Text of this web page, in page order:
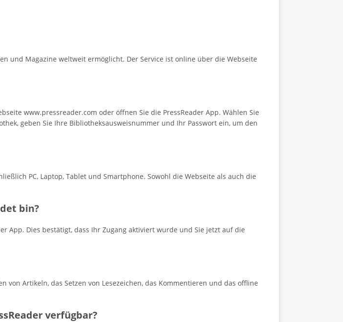
und Magazine weltweit ermöglicht. Der Service ist online über die Webseite
www.pressreader.com oder öffnen Sie die PressReader App. Wählen Sie
geben Sie Ihre Bibliotheksausweisnummer und Ihr Passwort ein, um den
PC, Laptop, Tablet und Smartphone. Sowohl die Webseite als auch die
bin?
App. Dies bestätigt, dass Ihr Zugang aktiviert wurde und Sie jetzt auf die
von Artikeln, das Setzen von Lesezeichen, das Kommentieren und das offline
verfügbar?